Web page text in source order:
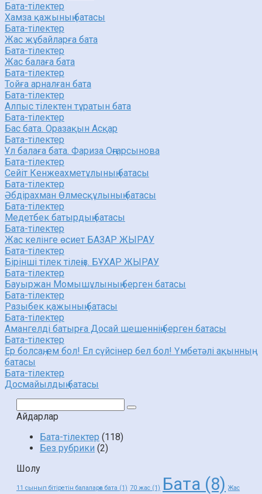
Бата-тілектер
Хамза қажының батасы
Бата-тілектер
Жас жұбайларға бата
Бата-тілектер
Жас балаға бата
Бата-тілектер
Тойға арналған бата
Бата-тілектер
Алпыс тілектен тұратын бата
Бата-тілектер
Бас бата. Оразақын Асқар
Бата-тілектер
Ұл балаға бата. Фариза Оңғарсынова
Бата-тілектер
Сейіт Кенжеахметұлының батасы
Бата-тілектер
Әбдірахман Өлмесқұлының батасы
Бата-тілектер
Медетбек батырдың батасы
Бата-тілектер
Жас келінге өсиет БАЗАР ЖЫРАУ
Бата-тілектер
Бірінші тілек тілеңіз. БҰХАР ЖЫРАУ
Бата-тілектер
Бауыржан Момышұлының берген батасы
Бата-тілектер
Разыбек қажының батасы
Бата-тілектер
Амангелді батырға Досай шешеннің берген батасы
Бата-тілектер
Ер болсаң, ем бол! Ел сүйсінер бел бол! Үмбетәлі ақынның
батасы
Бата-тілектер
Досмайылдың батасы
Айдарлар
Бата-тілектер (118)
Без рубрики (2)
Шолу
11 сынып бітіретін балаларға бата (1) 70 жас (1) Бата (8) Жас